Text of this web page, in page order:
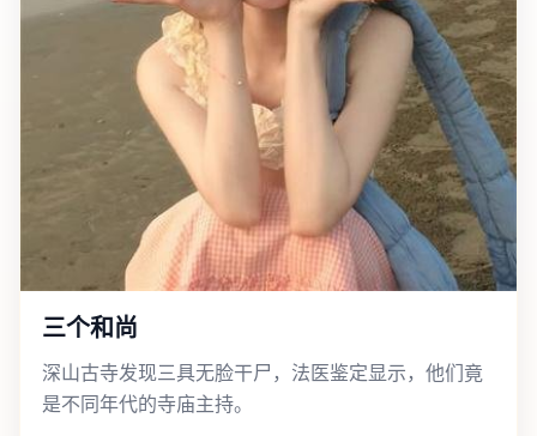
三个和尚
深山古寺发现三具无脸干尸，法医鉴定显示，他们竟
是不同年代的寺庙主持。